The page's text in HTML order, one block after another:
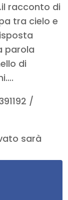
racconto di
tra cielo e
parola
di
/
sarà